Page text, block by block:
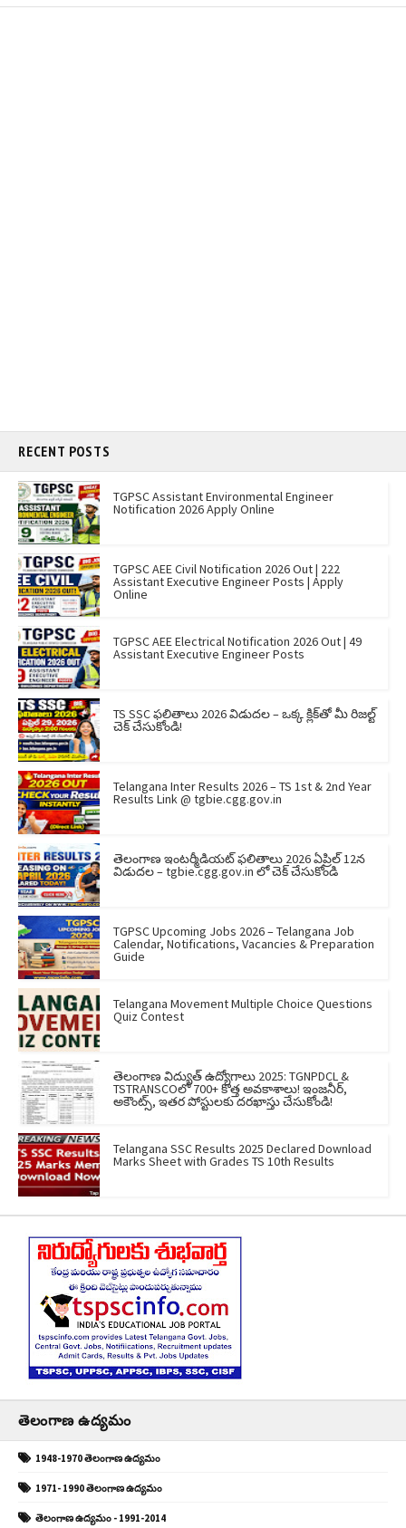
RECENT POSTS
TGPSC Assistant Environmental Engineer
Notification 2026 Apply Online
TGPSC AEE Civil Notification 2026 Out | 222
Assistant Executive Engineer Posts | Apply
Online
TGPSC AEE Electrical Notification 2026 Out | 49
Assistant Executive Engineer Posts
TS SSC ఫలితాలు 2026 విడుదల – ఒక్క క్లిక్‌తో మీ రిజల్ట్
చెక్ చేసుకోండి!
Telangana Inter Results 2026 – TS 1st & 2nd Year
Results Link @ tgbie.cgg.gov.in
తెలంగాణ ఇంటర్మీడియట్ ఫలితాలు 2026 ఏప్రిల్ 12న
విడుదల – tgbie.cgg.gov.in లో చెక్ చేసుకోండి
TGPSC Upcoming Jobs 2026 – Telangana Job
Calendar, Notifications, Vacancies & Preparation
Guide
Telangana Movement Multiple Choice Questions
Quiz Contest
తెలంగాణ విద్యుత్ ఉద్యోగాలు 2025: TGNPDCL &
TSTRANSCOలో 700+ కొత్త అవకాశాలు! ఇంజనీర్,
అకౌంట్స్, ఇతర పోస్టులకు దరఖాస్తు చేసుకోండి!
Telangana SSC Results 2025 Declared Download
Marks Sheet with Grades TS 10th Results
తెలంగాణ ఉద్యమం
1948-1970 తెలంగాణ ఉద్యమం
1971- 1990 తెలంగాణ ఉద్యమం
తెలంగాణ ఉద్యమం - 1991-2014